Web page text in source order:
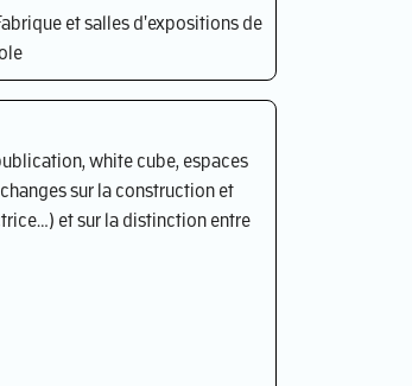
et salles d'expositions de
white cube, espaces
sur la construction et
et sur la distinction entre